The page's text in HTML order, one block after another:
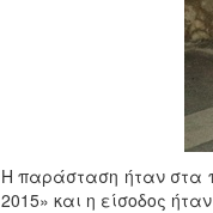
Η παράσταση ήταν στα
2015» και η είσοδος